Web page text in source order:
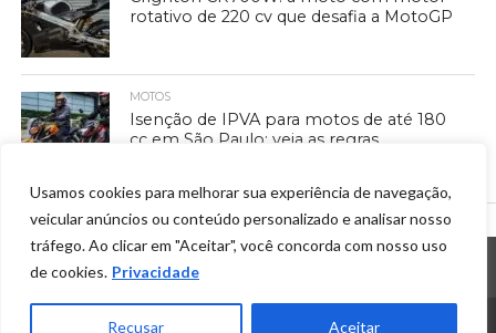
Usamos cookies para melhorar sua experiência de navegação,
veicular anúncios ou conteúdo personalizado e analisar nosso
tráfego. Ao clicar em "Aceitar", você concorda com nosso uso
de cookies. Privacidade
Recusar Aceitar
rotativo de 220 cv que desafia a MotoGP
MOTOS
Isenção de IPVA para motos de até 180
cc em São Paulo: veja as regras
INICIO CONTATO